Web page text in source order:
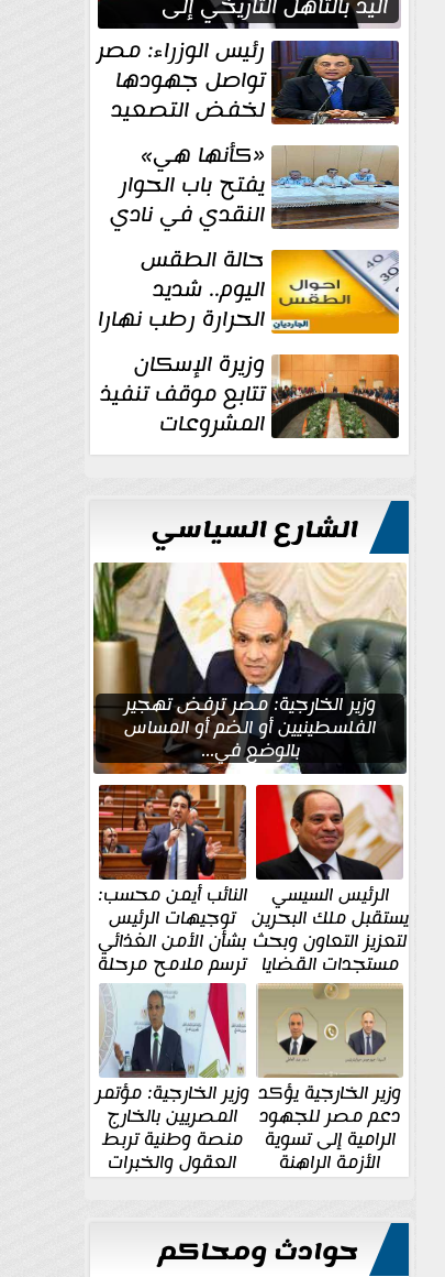
نصف نهائي كأس العالم
رئيس الوزراء: مصر
تواصل جهودها
لخفض التصعيد
والحفاظ على
الاستقرار الإقليمي«كأنها هي»
يفتح باب الحوار
النقدي في نادي
أدب مصر الجديدة
حالة الطقس
اليوم.. شديد
الحرارة رطب نهارا
مائل للحرارة رطب
ليلا.. و... وزيرة الإسكان
تتابع موقف تنفيذ
المشروعات
والخطة
للتعميرالشارع السياسي
وزير الخارجية: مصر ترفض تهجير
الفلسطينيين أو الضم أو المساس
بالوضع في...
الرئيس السيسي
يستقبل ملك البحرين
لتعزيز التعاون وبحث
مستجدات القضايا
الإقليمية والدولية
النائب أيمن محسب:
توجيهات الرئيس
بشأن الأمن الغذائي
ترسم ملامح مرحلة
جديدة
وزير الخارجية يؤكد
دعم مصر للجهود
الرامية إلى تسوية
الأزمة الراهنة
وزير الخارجية: مؤتمر
المصريين بالخارج
منصة وطنية تربط
العقول والخبرات
المصرية بالدولة
حوادث ومحاكم